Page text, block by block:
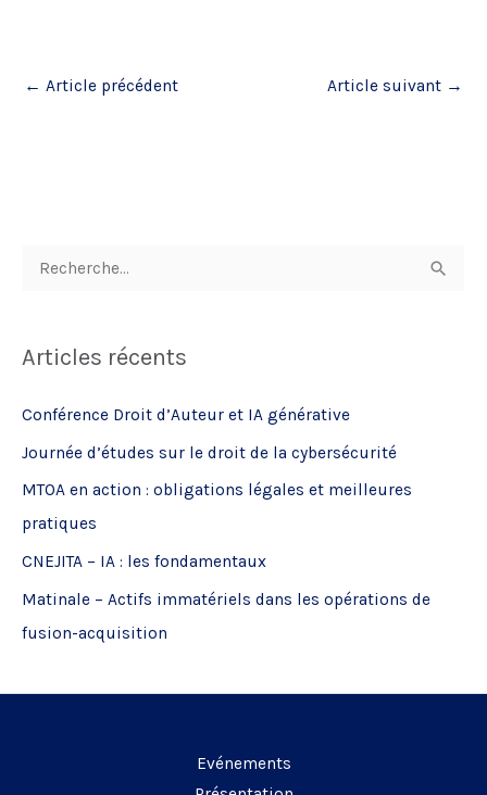
← Article précédent Article suivant →
h
c
h
e
r
:
Articles récents
Conférence Droit d’Auteur et IA générative
Journée d’études sur le droit de la cybersécurité
MTOA en action : obligations légales et meilleures
pratiques
CNEJITA – IA : les fondamentaux
Matinale – Actifs immatériels dans les opérations de
fusion-acquisition
Evénements